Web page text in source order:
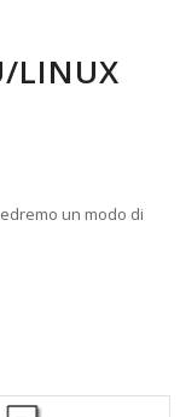
LINUX
un modo di